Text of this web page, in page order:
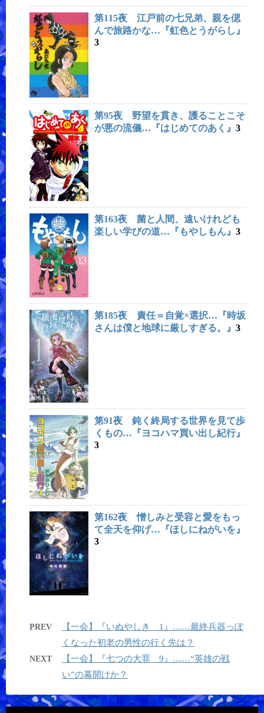
第115夜 江戸前の七兄弟、親を偲
んで旅路かな…『虹色とうがらし』
3
第95夜 野望を貫き、護ることこそ
が悪の流儀…『はじめてのあく』 3
第163夜 菌と人間、遠いけれども
楽しい学びの道…『もやしもん』 3
第185夜 責任＝自覚×選択…『時坂
さんは僕と地球に厳しすぎる。』 3
第91夜 鈍く終局する世界を見て歩
くもの…『ヨコハマ買い出し紀行』
3
第162夜 憎しみと受容と愛をもっ
て全天を仰げ…『ほしにねがいを』
3
PREV
【一会】『いぬやしき 1』……最終兵器っぽ
くなった初老の男性の行く先は？
NEXT
【一会】『七つの大罪 9』……“英雄の戦
い”の幕開けか？